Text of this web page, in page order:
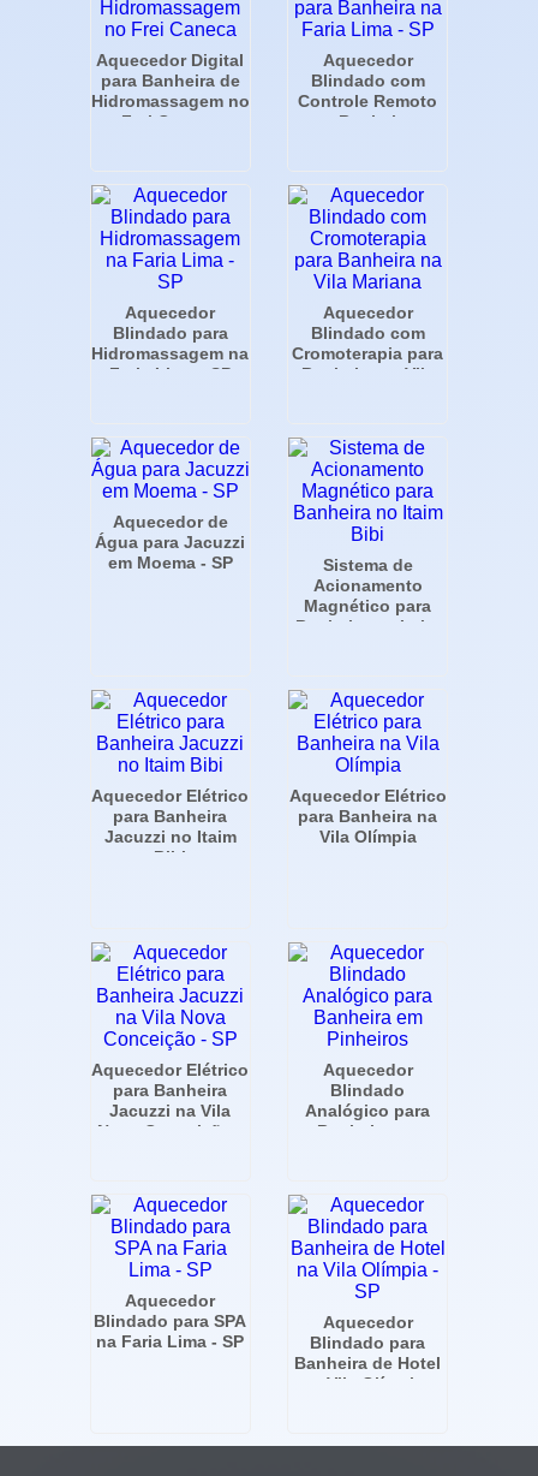
Aquecedor Digital
para Banheira de
Hidromassagem no
Frei Caneca
Aquecedor
Blindado com
Controle Remoto
para Banheira na
Aquecedor
Blindado para
Hidromassagem na
Faria Lima - SP
Aquecedor
Blindado com
Cromoterapia para
Banheira na Vila
Aquecedor de
Água para Jacuzzi
em Moema - SP
Sistema de
Acionamento
Magnético para
Banheira no Itaim
Aquecedor Elétrico
para Banheira
Jacuzzi no Itaim
Bibi
Aquecedor Elétrico
para Banheira na
Vila Olímpia
Aquecedor Elétrico
para Banheira
Jacuzzi na Vila
Nova Conceição -
Aquecedor
Blindado
Analógico para
Banheira em
Aquecedor
Blindado para SPA
na Faria Lima - SP
Aquecedor
Blindado para
Banheira de Hotel
na Vila Olímpia -